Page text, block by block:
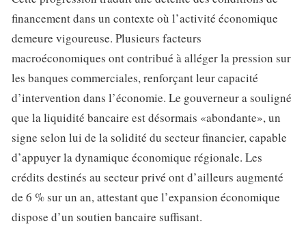
financement dans un contexte où l’activité économique
demeure vigoureuse. Plusieurs facteurs
macroéconomiques ont contribué à alléger la pression sur
les banques commerciales, renforçant leur capacité
d’intervention dans l’économie. Le gouverneur a souligné
que la liquidité bancaire est désormais «abondante», un
signe selon lui de la solidité du secteur financier, capable
d’appuyer la dynamique économique régionale. Les
crédits destinés au secteur privé ont d’ailleurs augmenté
de 6 % sur un an, attestant que l’expansion économique
dispose d’un soutien bancaire suffisant.